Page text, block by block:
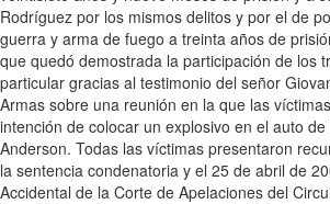
Rodríguez por los mismos delitos y por el de
guerra y arma de fuego a treinta años de
que quedó demostrada la participación de los
particular gracias al testimonio del señor
Armas sobre una reunión en la que las
intención de colocar un explosivo en el auto
Anderson. Todas las víctimas presentaron
la sentencia condenatoria y el 25 de abril de
Accidental de la Corte de Apelaciones del